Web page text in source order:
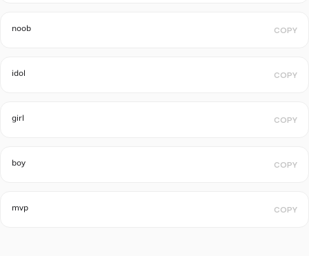
ⁿᵒᵒᵇ COPY
ⁱᵈᵒˡ COPY
ᵍⁱʳˡ COPY
ᵇᵒʸ COPY
ᵐᵛᵖ COPY